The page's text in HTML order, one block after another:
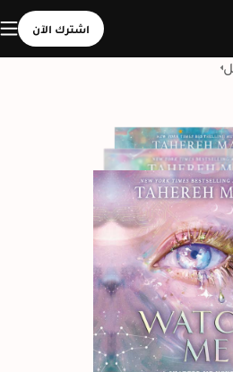
اشترك الآن